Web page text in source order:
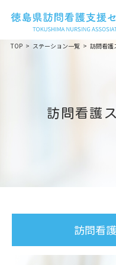
TOP
ステーション一覧 訪問看護
訪問看護
訪問看